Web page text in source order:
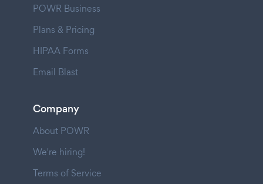
POWR Business
Plans & Pricing
HIPAA Forms
Email Blast
Company
About POWR
We're hiring!
Terms of Service